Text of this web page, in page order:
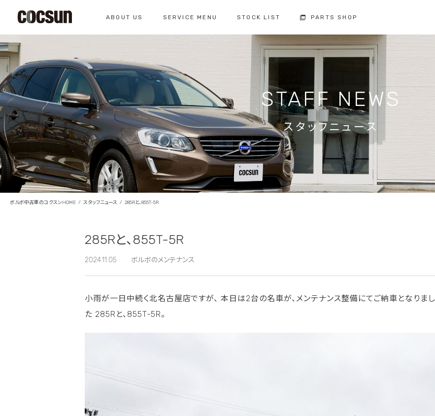
ABOUT US
私たちについて コクスンについて フィロソフィー 人と環境への配慮
仕入れの基準 お車の保証 納車前の整備
SERVICE MENU
サービスメニュー 車検のご案内 修理・点検・メンテナンス 板金塗装
クラシックカー整備 ボルボ故障事例集 買取査定
STOCK LIST PARTS SHOP
CONTACT
お問い合わせ 0568-26-7071
コクスン土浦
029-846-0727
総合お問い合わせ 車検のお問い合わせ
修理・点検・
メンテナンスの
お問い合わせ
クラシックカー整備の
お問い合わせ
買取のお問い合わせ
注文販売の
お問い合わせ
STAFF NEWS
スタッフニュース
ボルボ中古車のコクスンHOME スタッフニュース 285Rと、855T-5R
285Rと、855T-5R
2024.11.05 ボルボのメンテナンス
小雨が一日中続く北名古屋店ですが、 本日は2台の名車が、メンテナンス整備にてご納車となりまし
た 285Rと、855T-5R。